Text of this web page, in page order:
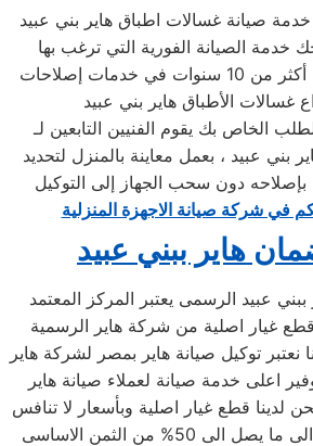
صيانة غسالات اطباق هاير بني عبيد
كما إننا نمتلك خبرة أكثر من 10 سنوات في خدمات إصلاحات
الخاص بك يقوم الفنيين التابعين لـ
بني عبيد ، بعمل معاينة بالمنزل لتحديد
بإصلاحه دون سحب الجهاز إلى التوكيل
في شركة صيانة الاجهزة المنزلية
هاير ببني عبيد
عبيد الرسمى يعتبر المركز المعتمد
غيار اصلية من شركة هاير الرسمية
نعتبر توكيل صيانة هاير بمصر لشركة هاير
اعلى خدمة صيانة لعملاء صيانة هاير
لدينا قطع غيار اصلية وبأسعار لا تنافس
حيث يصل الخصم الى ما يصل الى 50% من الثمن الاساسى